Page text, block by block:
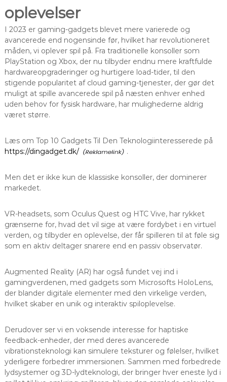
oplevelser
I 2023 er gaming-gadgets blevet mere varierede og
avancerede end nogensinde før, hvilket har revolutioneret
måden, vi oplever spil på. Fra traditionelle konsoller som
PlayStation og Xbox, der nu tilbyder endnu mere kraftfulde
hardwareopgraderinger og hurtigere load-tider, til den
stigende popularitet af cloud gaming-tjenester, der gør det
muligt at spille avancerede spil på næsten enhver enhed
uden behov for fysisk hardware, har mulighederne aldrig
været større.
Læs om Top 10 Gadgets Til Den Teknologiinteresserede på
https://dingadget.dk/
.
Men det er ikke kun de klassiske konsoller, der dominerer
markedet.
VR-headsets, som Oculus Quest og HTC Vive, har rykket
grænserne for, hvad det vil sige at være fordybet i en virtuel
verden, og tilbyder en oplevelse, der får spilleren til at føle sig
som en aktiv deltager snarere end en passiv observatør.
Augmented Reality (AR) har også fundet vej ind i
gamingverdenen, med gadgets som Microsofts HoloLens,
der blander digitale elementer med den virkelige verden,
hvilket skaber en unik og interaktiv spiloplevelse.
Derudover ser vi en voksende interesse for haptiske
feedback-enheder, der med deres avancerede
vibrationsteknologi kan simulere teksturer og følelser, hvilket
yderligere forbedrer immersionen. Sammen med forbedrede
lydsystemer og 3D-lydteknologi, der bringer hver eneste lyd i